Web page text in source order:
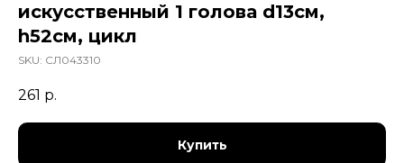
искусственный 1 голова d13см,
h52см, цикл
SKU: СЛ043310
261 р.
Купить